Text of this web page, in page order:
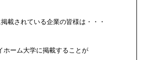
載されている企業の皆様は・・・
ホーム大学に掲載することが